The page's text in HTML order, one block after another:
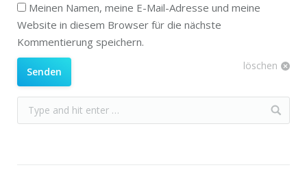
Meinen Namen, meine E-Mail-Adresse und meine
Website in diesem Browser für die nächste
Kommentierung speichern.
löschen
Senden